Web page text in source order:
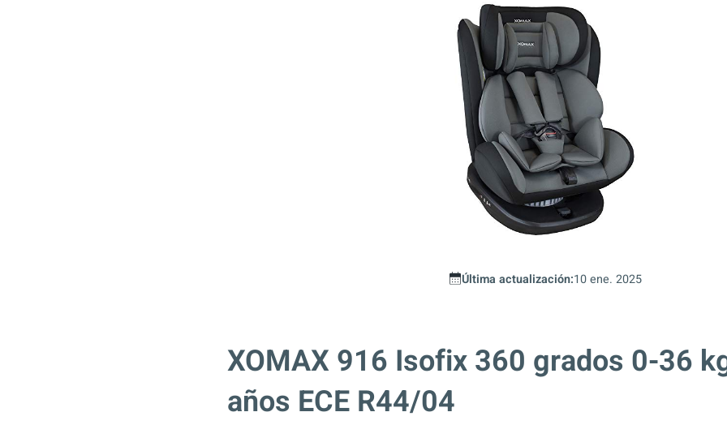
Última actualización:10 ene. 2025
XOMAX 916 Isofix 360 grados 0-36
años ECE R44/04